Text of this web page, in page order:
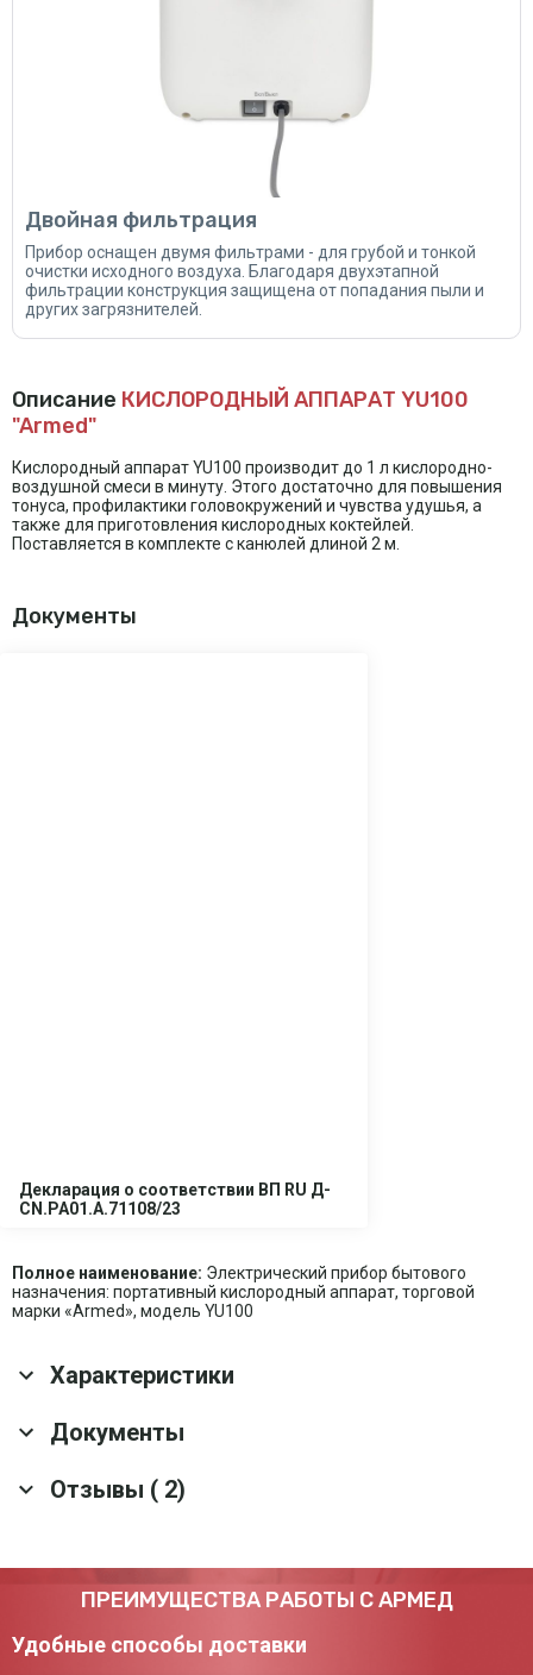
Двойная фильтрация
Прибор оснащен двумя фильтрами - для грубой и тонкой
очистки исходного воздуха. Благодаря двухэтапной
фильтрации конструкция защищена от попадания пыли и
других загрязнителей.
Описание КИСЛОРОДНЫЙ АППАРАТ YU100
"Armed"
Кислородный аппарат YU100 производит до 1 л кислородно-
воздушной смеси в минуту. Этого достаточно для повышения
тонуса, профилактики головокружений и чувства удушья, а
также для приготовления кислородных коктейлей.
Поставляется в комплекте с канюлей длиной 2 м.
Документы
Декларация о соответствии ВП RU Д-
CN.PA01.A.71108/23
Полное наименование: Электрический прибор бытового
назначения: портативный кислородный аппарат, торговой
марки «Armed», модель YU100
Характеристики
Основные характеристики
Срок службы
Материал корпуса
Ударопрочный пластик
Документы
Скачать все документы
Отзывы ( 2)
Общий рейтинг товара:
5
ПРЕИМУЩЕСТВА РАБОТЫ С АРМЕД
Удобные способы доставки